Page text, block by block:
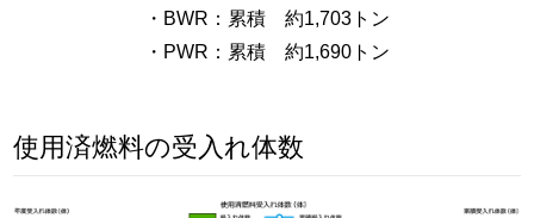
・BWR：累積 約1,703トン
・PWR：累積 約1,690トン
使用済燃料の受入れ体数